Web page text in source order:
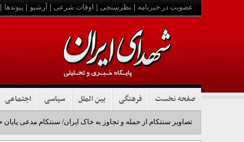
عضویت در خبرنامه نظرسنجی اوقات شرعی آرشیو پیوندها
صفحه نخست فرهنگی بین الملل سیاسی اجتماعی
تصاویر سنتکام از حمله و تجاوز به خاک ایران/ سنتکام مدعی پایان